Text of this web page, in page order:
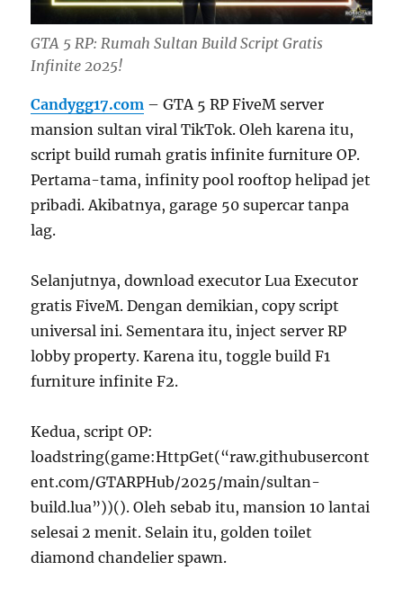
GTA 5 RP: Rumah Sultan Build Script Gratis
Infinite 2025!
Candygg17.com – GTA 5 RP FiveM server
mansion sultan viral TikTok. Oleh karena itu,
script build rumah gratis infinite furniture OP.
Pertama-tama, infinity pool rooftop helipad jet
pribadi. Akibatnya, garage 50 supercar tanpa
lag.
Selanjutnya, download executor Lua Executor
gratis FiveM. Dengan demikian, copy script
universal ini. Sementara itu, inject server RP
lobby property. Karena itu, toggle build F1
furniture infinite F2.
Kedua, script OP:
loadstring(game:HttpGet(“raw.githubusercont
ent.com/GTARPHub/2025/main/sultan-
build.lua”))(). Oleh sebab itu, mansion 10 lantai
selesai 2 menit. Selain itu, golden toilet
diamond chandelier spawn.